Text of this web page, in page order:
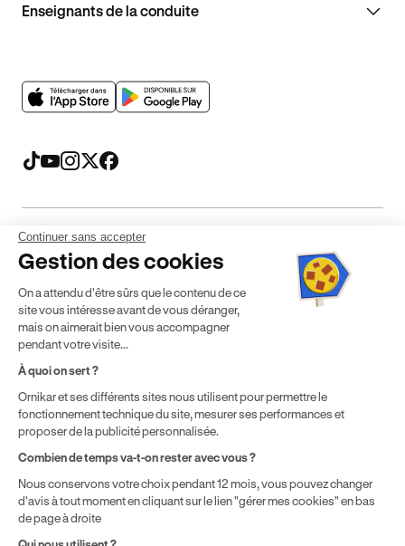
Enseignants de la conduite
Mentions légales CGV CGU Politique de confidentialité
* Détail des conditions de nos offres
localisation géographique et du type de formules que vous
achetez comme détaillé dans nosConditions Générales de
Vente.
Continuer sans accepter
Gestion des cookies
On a attendu d'être sûrs que le contenu de ce
site vous intéresse avant de vous déranger,
mais on aimerait bien vous accompagner
pendant votre visite...
À quoi on sert ?
Ornikar et ses différents sites nous utilisent pour permettre le
fonctionnement technique du site, mesurer ses performances et
proposer de la publicité personnalisée.
Combien de temps va-t-on rester avec vous ?
Nous conservons votre choix pendant 12 mois, vous pouvez changer
d'avis à tout moment en cliquant sur le lien "gérer mes cookies" en bas
de page à droite